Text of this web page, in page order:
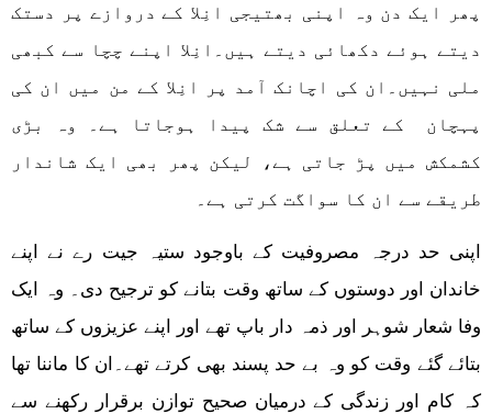
پھر ایک دن وہ اپنی بھتیجی انِلا کے دروازے پر دستک
دیتے ہوئے دکھائی دیتے ہیں۔انِلا اپنے چچا سے کبھی
ملی نہیں۔ان کی اچانک آمد پر انِلا کے من میں ان کی
پہچان کے تعلق سے شک پیدا ہوجاتا ہے۔ وہ بڑی
کشمکش میں پڑ جاتی ہے، لیکن پھر بھی ایک شاندار
طریقے سے ان کا سواگت کرتی ہے۔
اپنی حد درجہ مصروفیت کے باوجود ستیہ جیت رے نے اپنے
خاندان اور دوستوں کے ساتھ وقت بتانے کو ترجیح دی۔ وہ ایک
وفا شعار شوہر اور ذمہ دار باپ تھے اور اپنے عزیزوں کے ساتھ
بتائے گئے وقت کو وہ بے حد پسند بھی کرتے تھے۔ان کا ماننا تھا
کہ کام اور زندگی کے درمیان صحیح توازن برقرار رکھنے سے